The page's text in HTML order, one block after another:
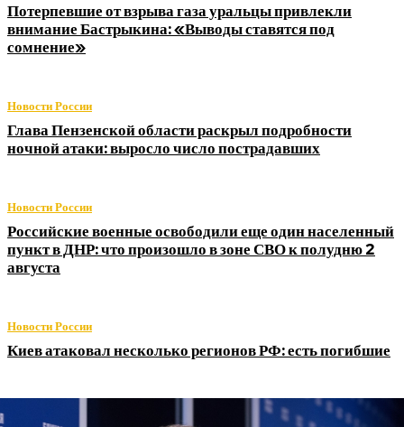
Потерпевшие от взрыва газа уральцы привлекли
внимание Бастрыкина: «Выводы ставятся под
сомнение»
Новости России
Глава Пензенской области раскрыл подробности
ночной атаки: выросло число пострадавших
Новости России
Российские военные освободили еще один населенный
пункт в ДНР: что произошло в зоне СВО к полудню 2
августа
Новости России
Киев атаковал несколько регионов РФ: есть погибшие